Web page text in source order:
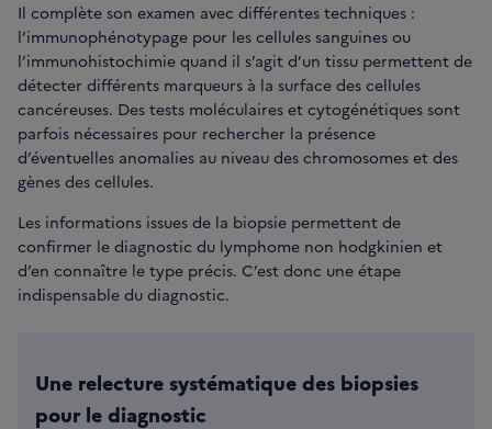
Il complète son examen avec différentes techniques :
l’immunophénotypage pour les cellules sanguines ou
l’immunohistochimie quand il s’agit d’un tissu permettent de
détecter différents marqueurs à la surface des cellules
cancéreuses. Des tests moléculaires et cytogénétiques sont
parfois nécessaires pour rechercher la présence
d’éventuelles anomalies au niveau des chromosomes et des
gènes des cellules.
Les informations issues de la biopsie permettent de
confirmer le diagnostic du lymphome non hodgkinien et
d’en connaître le type précis. C’est donc une étape
indispensable du diagnostic.
Une relecture systématique des biopsies
pour le diagnostic